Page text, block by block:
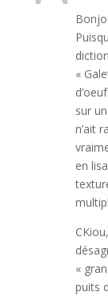
«
sur
n’ait
en
«
puits